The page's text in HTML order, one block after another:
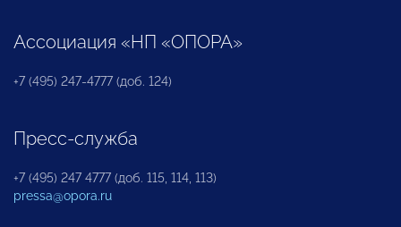
Ассоциация «НП «ОПОРА»
+7 (495) 247-4777 (доб. 124)
Пресс-служба
+7 (495) 247 4777 (доб. 115, 114, 113)
pressa@opora.ru